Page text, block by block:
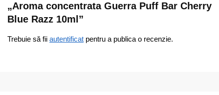
„Aroma concentrata Guerra Puff Bar Cherry
Blue Razz 10ml”
Trebuie să fii autentificat pentru a publica o recenzie.